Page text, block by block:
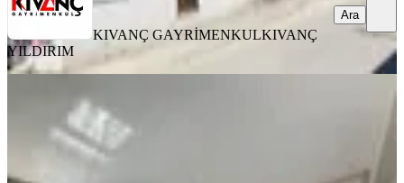
KIVANÇ GAYRİMENKULKIVANÇ
YILDIRIM
Ara
Arakat Kiralık Daire